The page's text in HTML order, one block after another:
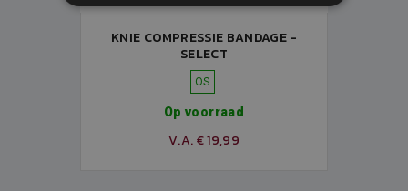
KNIE COMPRESSIE BANDAGE -
SELECT
OS
Op voorraad
V.A. € 19,99